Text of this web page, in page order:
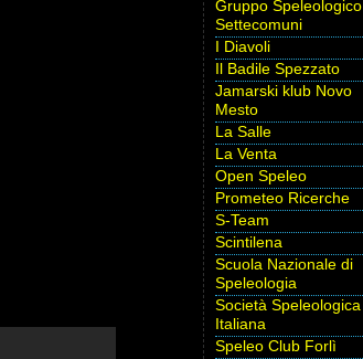
Gruppo Speleologico
Settecomuni
I Diavoli
Il Badile Spezzato
Jamarski klub Novo
Mesto
La Salle
La Venta
Open Speleo
Prometeo Ricerche
S-Team
Scintilena
Scuola Nazionale di
Speleologia
Società Speleologica
Italiana
Speleo Club Forlì